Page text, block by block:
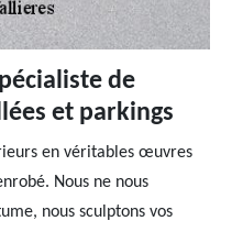
de
et parkings
en véritables œuvres
Nous ne nous
nous sculptons vos